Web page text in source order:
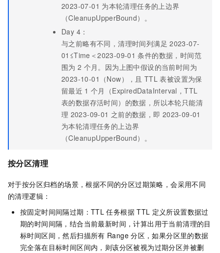
2023-07-01 为本轮清理任务的上边界
（CleanupUpperBound）。
Day 4：
与之前略有不同，清理时间列满足 2023-07-
01≤Time＜2023-09-01 条件的数据，时间范
围为 2 个月。因为上图中假设的当前时间为
2023-10-01（Now），且 TTL 表被设置为保
留最近 1 个月（ExpiredDataInterval，TTL
表的数据存活时间）的数据，所以本轮只能清
理 2023-09-01 之前的数据，即 2023-09-01
为本轮清理任务的上边界
（CleanupUpperBound）。
按分区清理
对于按分区归档的场景，根据不同的分区过期策略，会采用不同
的清理逻辑：
按固定时间间隔过期：TTL 任务根据 TTL 定义所设置数据过
期的时间间隔，结合当前最新时间，计算出用于当前清理的目
标时间区间，然后扫描所有 Range 分区，如果分区里的数据
完全落在目标时间区间内，则该分区被视为过期分区并被删